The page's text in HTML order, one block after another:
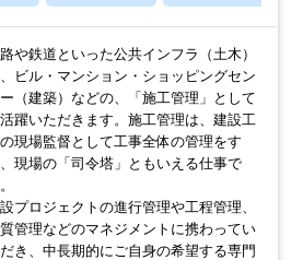
や鉄道といった公共インフラ（土木）
ビル・マンション・ショッピングセン
（建築）などの、「施工管理」として
活躍いただきます。施工管理は、建設工
現場監督として工事全体の管理をす
現場の「司令塔」ともいえる仕事で
プロジェクトの進行管理や工程管理、
管理などのマネジメントに携わってい
き、中長期的にご自身の希望する専門